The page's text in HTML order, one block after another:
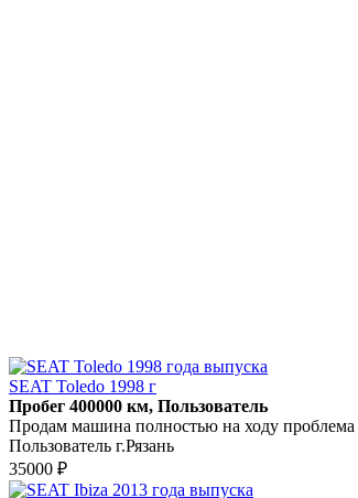
SEAT Toledo 1998 г
Пробег 400000 км, Пользователь
Продам машина полностью на ходу
Пользователь г.Рязань
35000 ₽